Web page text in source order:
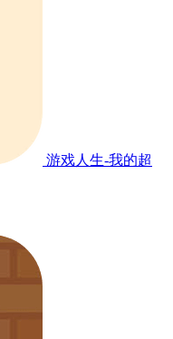
游戏人生-我的超